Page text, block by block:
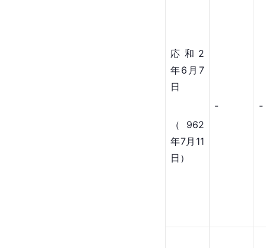
応和2
年6月7
日
（962
年7月11
日）
- -